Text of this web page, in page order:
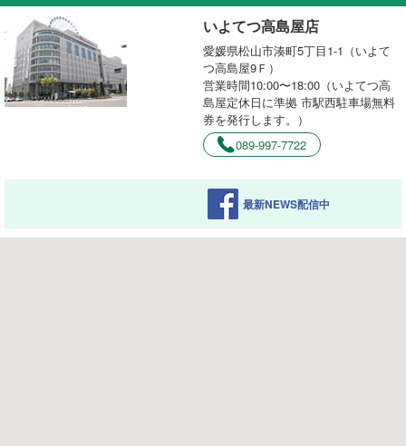
いよてつ高島屋店
愛媛県松山市湊町5丁目1-1（いよて
つ高島屋9Ｆ）
営業時間10:00〜18:00（いよてつ高
島屋定休日に準拠 市駅西駐車場無料
券を発行します。）
089-997-7722
最新NEWS配信中